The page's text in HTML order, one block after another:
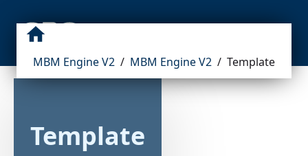
MBM Engine V2 / MBM Engine V2 / Template
Template